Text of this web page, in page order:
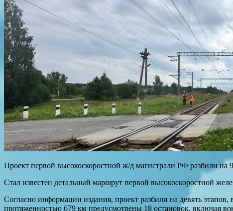
Проект первой высокоскоростной ж/д магистрали РФ разбили на
Стал известен детальный маршрут первой высокоскоростной
Согласно информации издания, проект разбили на девять
протяженностью 679 км предусмотрены 18 остановок, включая